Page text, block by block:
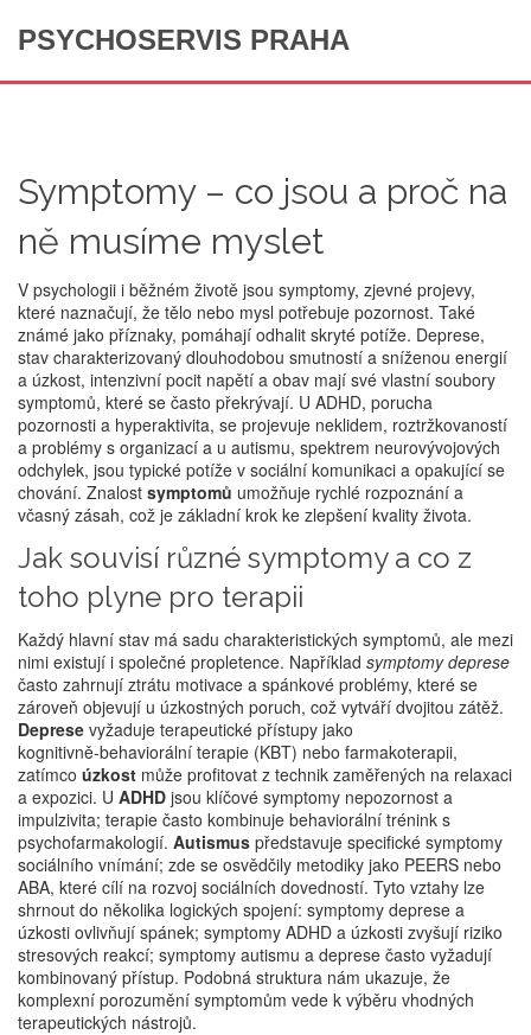
PSYCHOSERVIS PRAHA
Symptomy – co jsou a proč na
ně musíme myslet
V psychologii i běžném životě jsou symptomy, zjevné projevy,
které naznačují, že tělo nebo mysl potřebuje pozornost. Také
známé jako příznaky, pomáhají odhalit skryté potíže. Deprese,
stav charakterizovaný dlouhodobou smutností a sníženou energií
a úzkost, intenzivní pocit napětí a obav mají své vlastní soubory
symptomů, které se často překrývají. U ADHD, porucha
pozornosti a hyperaktivita, se projevuje neklidem, roztržkovaností
a problémy s organizací a u autismu, spektrem neurovývojových
odchylek, jsou typické potíže v sociální komunikaci a opakující se
chování. Znalost symptomů umožňuje rychlé rozpoznání a
včasný zásah, což je základní krok ke zlepšení kvality života.
Jak souvisí různé symptomy a co z
toho plyne pro terapii
Každý hlavní stav má sadu charakteristických symptomů, ale mezi
nimi existují i společné propletence. Například symptomy deprese
často zahrnují ztrátu motivace a spánkové problémy, které se
zároveň objevují u úzkostných poruch, což vytváří dvojitou zátěž.
Deprese vyžaduje terapeutické přístupy jako
kognitivně‑behaviorální terapie (KBT) nebo farmakoterapii,
zatímco úzkost může profitovat z technik zaměřených na relaxaci
a expozici. U ADHD jsou klíčové symptomy nepozornost a
impulzivita; terapie často kombinuje behaviorální trénink s
psychofarmakologií. Autismus představuje specifické symptomy
sociálního vnímání; zde se osvědčily metodiky jako PEERS nebo
ABA, které cílí na rozvoj sociálních dovedností. Tyto vztahy lze
shrnout do několika logických spojení: symptomy deprese a
úzkosti ovlivňují spánek; symptomy ADHD a úzkosti zvyšují riziko
stresových reakcí; symptomy autismu a deprese často vyžadují
kombinovaný přístup. Podobná struktura nám ukazuje, že
komplexní porozumění symptomům vede k výběru vhodných
terapeutických nástrojů.